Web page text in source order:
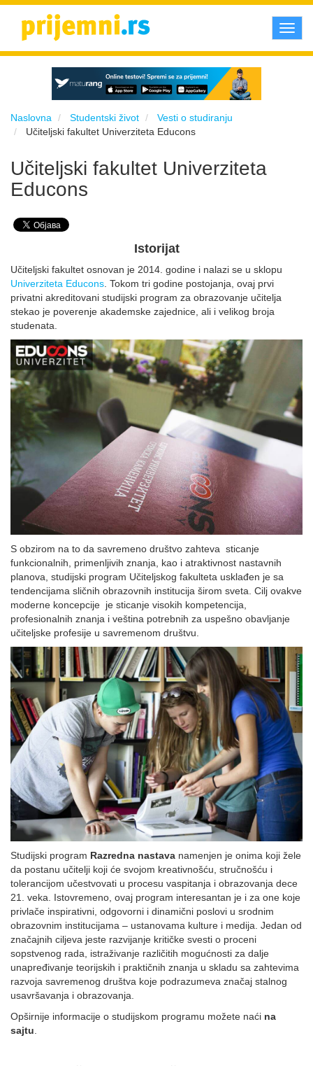
Naslovna Studentski život
Vesti o studiranju
Učiteljski fakultet Univerziteta Educons
Učiteljski fakultet Univerziteta
Educons
Istorijat
Učiteljski fakultet osnovan je 2014. godine i nalazi se u sklopu
Univerziteta Educons . Tokom tri godine postojanja, ovaj prvi
privatni akreditovani studijski program za obrazovanje učitelja
stekao je poverenje akademske zajednice, ali i velikog broja
studenata.
S obzirom na to da savremeno društvo zahteva sticanje
funkcionalnih, primenljivih znanja, kao i atraktivnost nastavnih
planova, studijski program Učiteljskog fakulteta usklađen je sa
tendencijama sličnih obrazovnih institucija širom sveta. Cilj ovakve
moderne koncepcije je sticanje visokih kompetencija,
profesionalnih znanja i veština potrebnih za uspešno obavljanje
učiteljske profesije u savremenom društvu.
Studijski program Razredna nastava namenjen je onima koji žele
da postanu učitelji koji će svojom kreativnošću, stručnošću i
tolerancijom učestvovati u procesu vaspitanja i obrazovanja dece
21. veka. Istovremeno, ovaj program interesantan je i za one koje
privlače inspirativni, odgovorni i dinamični poslovi u srodnim
obrazovnim institucijama – ustanovama kulture i medija. Jedan od
značajnih ciljeva jeste razvijanje kritičke svesti o proceni
sopstvenog rada, istraživanje različitih mogućnosti za dalje
unapređivanje teorijskih i praktičnih znanja u skladu sa zahtevima
razvoja savremenog društva koje podrazumeva značaj stalnog
usavršavanja i obrazovanja.
Opširnije informacije o studijskom programu možete naći na
sajtu.